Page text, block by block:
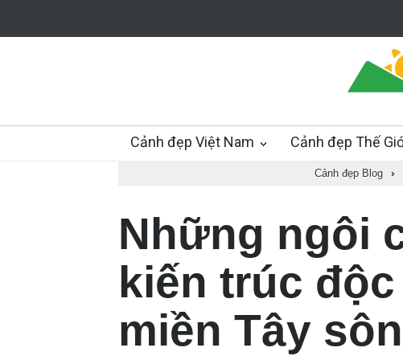
Cảnh đẹp Việt Nam Cảnh đẹp Thế
Cảnh đẹp Blog ›
Những ngôi
kiến trúc
miền Tây